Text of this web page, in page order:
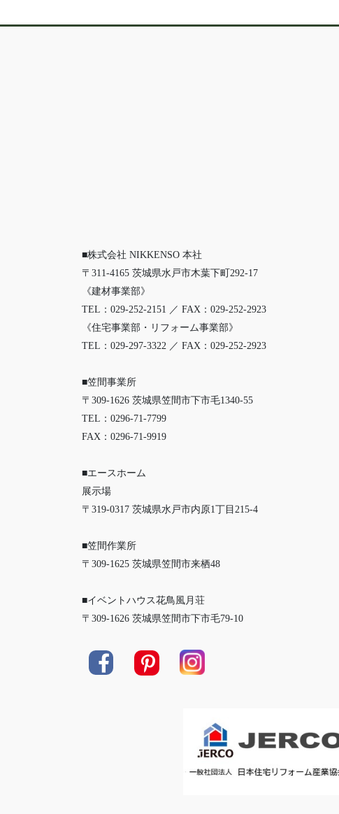
■株式会社 NIKKENSO 本社
〒311-4165 茨城県水戸市木葉下町292-17
《建材事業部》
TEL：029-252-2151 ／ FAX：029-252-2923
《住宅事業部・リフォーム事業部》
TEL：029-297-3322 ／ FAX：029-252-2923
■笠間事業所
〒309-1626 茨城県笠間市下市毛1340-55
TEL：0296-71-7799
FAX：0296-71-9919
■エースホーム
展示場
〒319-0317 茨城県水戸市内原1丁目215-4
■笠間作業所
〒309-1625 茨城県笠間市来栖48
■イベントハウス花鳥風月荘
〒309-1626 茨城県笠間市下市毛79-10